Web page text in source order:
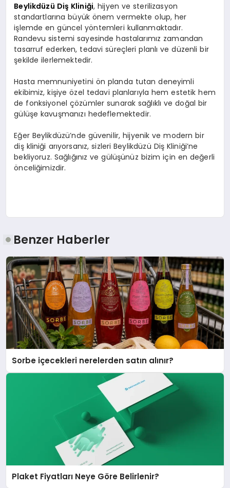
Beylikdüzü Diş Kliniği, hijyen ve sterilizasyon
standartlarına büyük önem vermekte olup, her
işlemde en güncel yöntemleri kullanmaktadır.
Randevu sistemi sayesinde hastalarımız zamandan
tasarruf ederken, tedavi süreçleri planlı ve düzenli bir
şekilde ilerlemektedir.
Hasta memnuniyetini ön planda tutan deneyimli
ekibimiz, kişiye özel tedavi planlarıyla hem estetik hem
de fonksiyonel çözümler sunarak sağlıklı ve doğal bir
gülüşe kavuşmanızı hedeflemektedir.
Eğer Beylikdüzü’nde güvenilir, hijyenik ve modern bir
diş kliniği arıyorsanız, sizleri Beylikdüzü Diş Kliniği’ne
bekliyoruz. Sağlığınız ve gülüşünüz bizim için en değerli
önceliğimizdir.
Benzer Haberler
Sorbe içecekleri nerelerden satın alınır?
Plaket Fiyatları Neye Göre Belirlenir?